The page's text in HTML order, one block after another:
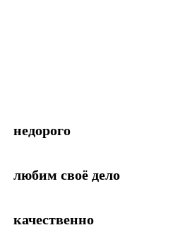
недорого
любим своё дело
качественно